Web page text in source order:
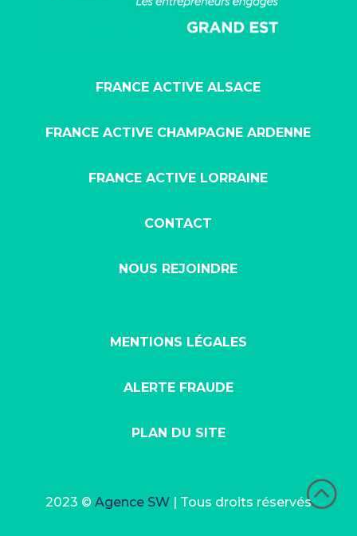
FRANCE ACTIVE ALSACE
FRANCE ACTIVE CHAMPAGNE ARDENNE
FRANCE ACTIVE LORRAINE
CONTACT
NOUS REJOINDRE
MENTIONS LÉGALES
ALERTE FRAUDE
PLAN DU SITE
:
2023 © Agence SW| Tous droits réservés